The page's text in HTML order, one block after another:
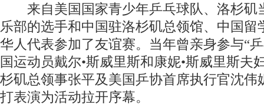
来自美国国家青少年乒乓球队、洛杉矶
乐部的选手和中国驻洛杉矶总领馆、中国留
华人代表参加了友谊赛。当年曾亲身参与“
国运动员戴尔•斯威里斯和康妮•斯威里斯夫
杉矶总领事张平及美国乒协首席执行官沈伟
打表演为活动拉开序幕。